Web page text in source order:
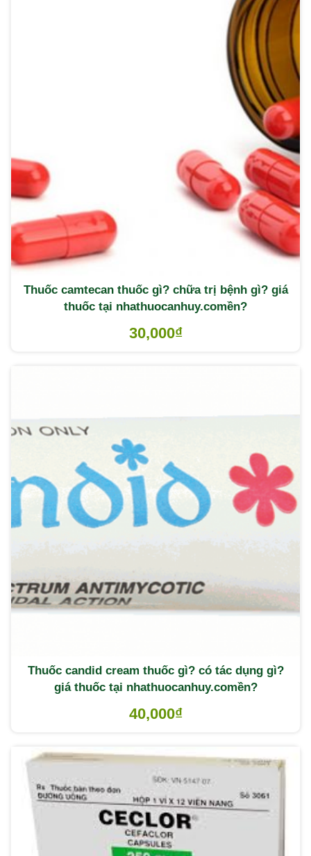
Thuốc camtecan thuốc gì? chữa trị bệnh gì? giá
thuốc tại nhathuocanhuy.comền?
30,000₫
Thuốc candid cream thuốc gì? có tác dụng gì?
giá thuốc tại nhathuocanhuy.comền?
40,000₫